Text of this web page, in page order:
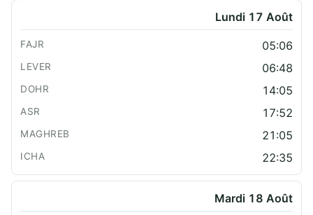
Lundi 17 Août
05:06
06:48
14:05
17:52
21:05
22:35
Mardi 18 Août